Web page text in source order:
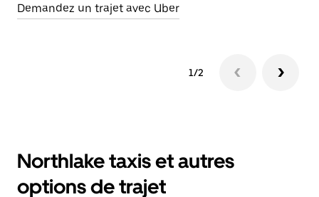
Demandez un trajet avec Uber
1/2
Northlake taxis et autres
options de trajet